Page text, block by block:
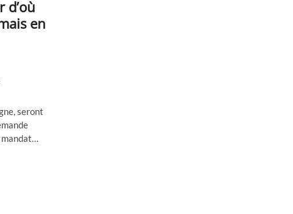
en
seront